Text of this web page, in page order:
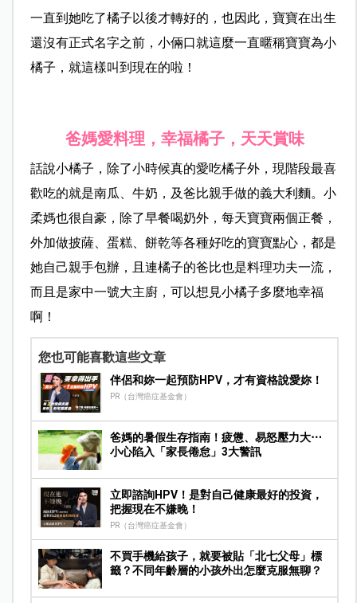
一直到她吃了橘子以後才轉好的，也因此，寶寶在出生
還沒有正式名字之前，小倆口就這麼一直暱稱寶寶為小
橘子，就這樣叫到現在的啦！
爸媽愛料理，幸福橘子，天天賞味
話說小橘子，除了小時候真的愛吃橘子外，現階段最喜
歡吃的就是南瓜、牛奶，及爸比親手做的義大利麵。小
柔媽也很自豪，除了早餐喝奶外，每天寶寶兩個正餐，
外加做披薩、蛋糕、餅乾等各種好吃的寶寶點心，都是
她自己親手包辦，且連橘子的爸比也是料理功夫一流，
而且是家中一號大主廚，可以想見小橘子多麼地幸福
啊！
您也可能喜歡這些文章
伴侶和妳一起預防HPV，才有資格說愛妳！
PR（台灣癌症基金會）
爸媽的暑假生存指南！疲憊、易怒壓力大⋯
小心陷入「家長倦怠」3大警訊
立即諮詢HPV！是對自己健康最好的投資，
把握現在不嫌晚！
PR（台灣癌症基金會）
不買手機給孩子，就要被貼「北七父母」標
籤？不同年齡層的小孩外出怎麼克服無聊？